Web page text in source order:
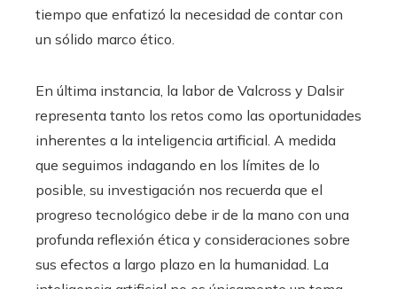
tiempo que enfatizó la necesidad de contar con
un sólido marco ético.
En última instancia, la labor de Valcross y Dalsir
representa tanto los retos como las oportunidades
inherentes a la inteligencia artificial. A medida
que seguimos indagando en los límites de lo
posible, su investigación nos recuerda que el
progreso tecnológico debe ir de la mano con una
profunda reflexión ética y consideraciones sobre
sus efectos a largo plazo en la humanidad. La